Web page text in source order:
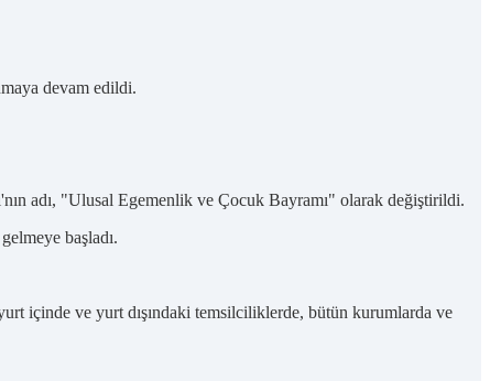
devam edildi.
adı, "Ulusal Egemenlik ve Çocuk Bayramı" olarak değiştirildi.
başladı.
içinde ve yurt dışındaki temsilciliklerde, bütün kurumlarda ve